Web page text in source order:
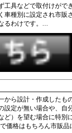
工具などで取付けがで
車種別に設定され市販
わけです。...
から設計・作成したも
設定が無い場合や、自
ど）を望む場合に特別
価格はもちろん市販品